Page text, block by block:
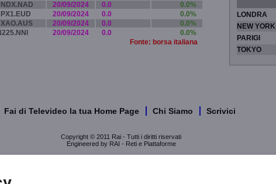
20/09/2024 0.0
0.0%
20/09/2024 0.0
0.0%
20/09/2024 0.0
0.0%
20/09/2024 0.0
0.0%
Fonte: borsa italiana
LONDRA
NEW YORK
PARIGI
TOKYO
Fai di Televideo la tua Home Page Chi Siamo Scrivici
Copyright © 2011 Rai - Tutti i diritti riservati
Engineered by RAI - Reti e Piattaforme